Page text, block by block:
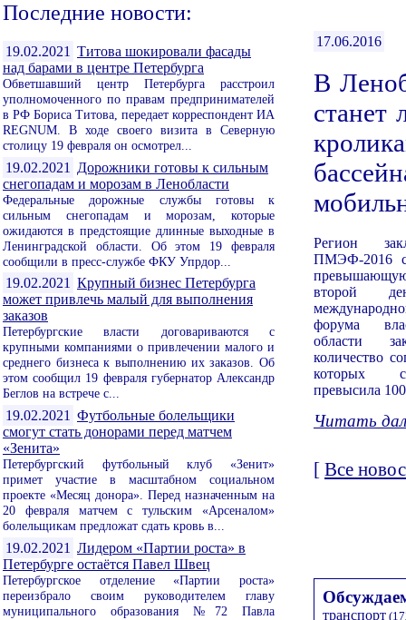
Последние новости:
19.02.2021 Титова шокировали фасады
над барами в центре Петербурга
Обветшавший центр Петербурга расстроил
уполномоченного по правам предпринимателей
в РФ Бориса Титова, передает корреспондент ИА
REGNUM. В ходе своего визита в Северную
столицу 19 февраля он осмотрел...
19.02.2021
Дорожники готовы к сильным
снегопадам и морозам в Ленобласти
Федеральные дорожные службы готовы к
сильным снегопадам и морозам, которые
ожидаются в предстоящие длинные выходные в
Ленинградской области. Об этом 19 февраля
сообщили в пресс-службе ФКУ Упрдор...
19.02.2021 Крупный бизнес Петербурга
может привлечь малый для выполнения
заказов
Петербургские власти договариваются с
крупными компаниями о привлечении малого и
среднего бизнеса к выполнению их заказов. Об
этом сообщил 19 февраля губернатор Александр
Беглов на встрече с...
19.02.2021 Футбольные болельщики
смогут стать донорами перед матчем
«Зенита»
Петербургский футбольный клуб «Зенит»
примет участие в масштабном социальном
проекте «Месяц донора». Перед назначенным на
20 февраля матчем с тульским «Арсеналом»
болельщикам предложат сдать кровь в...
19.02.2021 Лидером «Партии роста» в
Петербурге остаётся Павел Швец
Петербургское отделение «Партии роста»
переизбрало своим руководителем главу
муниципального образования №72 Павла
17.06.2016
В
станет
Регион
ПМЭФ-2016
второй
форума
области
количество
которых
превысила
Читать
[ Все
транспорт